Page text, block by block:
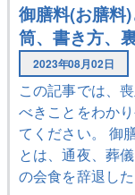
御膳料(お膳料
筒、書き方、
2023年08月02日
この記事では、
べきことをわか
てください。 御
とは、通夜、葬
の会食を辞退し